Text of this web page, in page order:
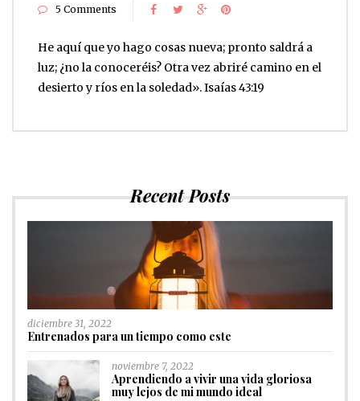
5 Comments
He aquí que yo hago cosas nueva; pronto saldrá a
luz; ¿no la conoceréis? Otra vez abriré camino en el
desierto y ríos en la soledad». Isaías 43:19
Recent Posts
diciembre 31, 2022
Entrenados para un tiempo como este
noviembre 7, 2022
Aprendiendo a vivir una vida gloriosa
muy lejos de mi mundo ideal